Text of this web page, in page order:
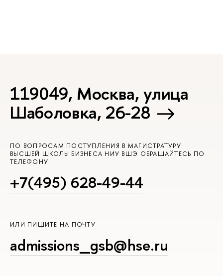
119049, Москва, улица
Шаболовка, 26-28
ПО ВОПРОСАМ ПОСТУПЛЕНИЯ В МАГИСТРАТУРУ
ЫСШЕЙ ШКОЛЫ БИЗНЕСА НИУ ВШЭ ОБРАЩАЙТЕСЬ ПО
ТЕЛЕФОНУ
+7(495) 628-49-44
ИЛИ ПИШИТЕ НА ПОЧТУ
admissions_gsb@hse.ru